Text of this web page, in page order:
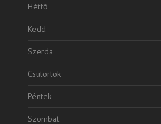
Hétfő
Kedd
Szerda
Csütörtök
Péntek
Szombat